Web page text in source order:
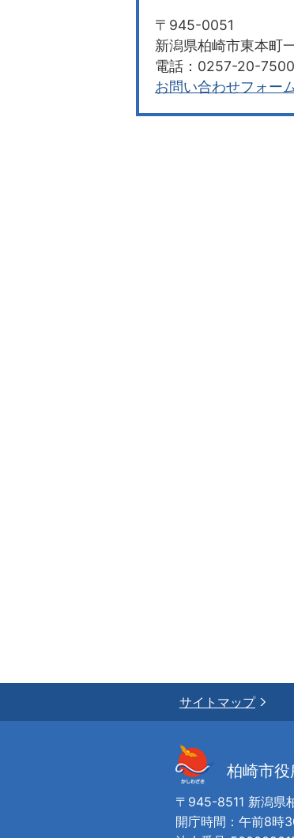
〒945-0051
新潟県柏崎市東本町
電話：0257-20-
お問い合わせフォー
サイトマップ
柏崎市役
〒945-8511 新潟県
開庁時間：午前8時